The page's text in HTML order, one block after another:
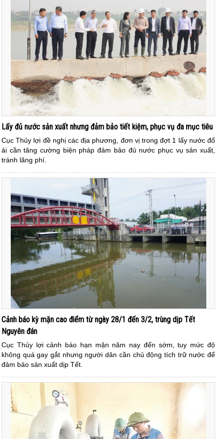
Lấy đủ nước sản xuất nhưng đảm bảo tiết kiệm, phục vụ đa mục tiêu
Cục Thủy lợi đề nghị các địa phương, đơn vị trong đợt 1 lấy nước đổ
ải cần tăng cường biện pháp đảm bảo đủ nước phục vụ sản xuất,
tránh lãng phí.
Cảnh báo kỳ mặn cao điểm từ ngày 28/1 đến 3/2, trùng dịp Tết
Nguyên đán
Cục Thủy lợi cảnh báo hạn mặn năm nay đến sớm, tuy mức độ
không quá gay gắt nhưng người dân cần chủ động tích trữ nước để
đảm bảo sản xuất dịp Tết.